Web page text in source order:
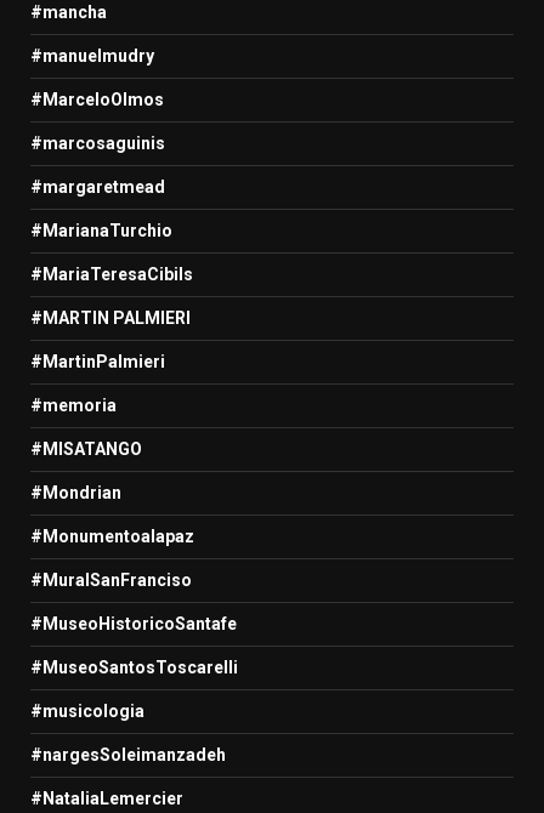
#mancha
#manuelmudry
#MarceloOlmos
#marcosaguinis
#margaretmead
#MarianaTurchio
#MariaTeresaCibils
#MARTIN PALMIERI
#MartinPalmieri
#memoria
#MISATANGO
#Mondrian
#Monumentoalapaz
#MuralSanFranciso
#MuseoHistoricoSantafe
#MuseoSantosToscarelli
#musicologia
#nargesSoleimanzadeh
#NataliaLemercier